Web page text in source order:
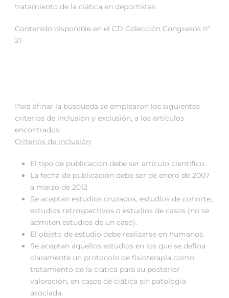
tratamiento de la ciática en deportistas
Contenido disponible en el CD Colección Congresos nº
21
Para afinar la búsqueda se emplearon los siguientes
criterios de inclusión y exclusión, a los artículos
encontrados:
Criterios de inclusión:
El tipo de publicación debe ser artículo científico.
La fecha de publicación debe ser de enero de 2007
a marzo de 2012.
Se aceptan estudios cruzados, estudios de cohorte,
estudios retrospectivos o estudios de casos (no se
admiten estudios de un caso).
El objeto de estudio debe realizarse en humanos.
Se aceptan aquellos estudios en los que se defina
claramente un protocolo de fisioterapia como
tratamiento de la ciática para su posterior
valoración, en casos de ciática sin patología
asociada.